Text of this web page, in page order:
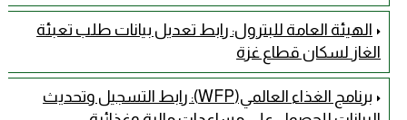
الهيئة العامة للبترول: رابط تعديل بيانات طلب تعبئة
الغاز لسكان قطاع غزة
برنامج الغذاء العالمي(WFP): رابط التسجيل وتحديث